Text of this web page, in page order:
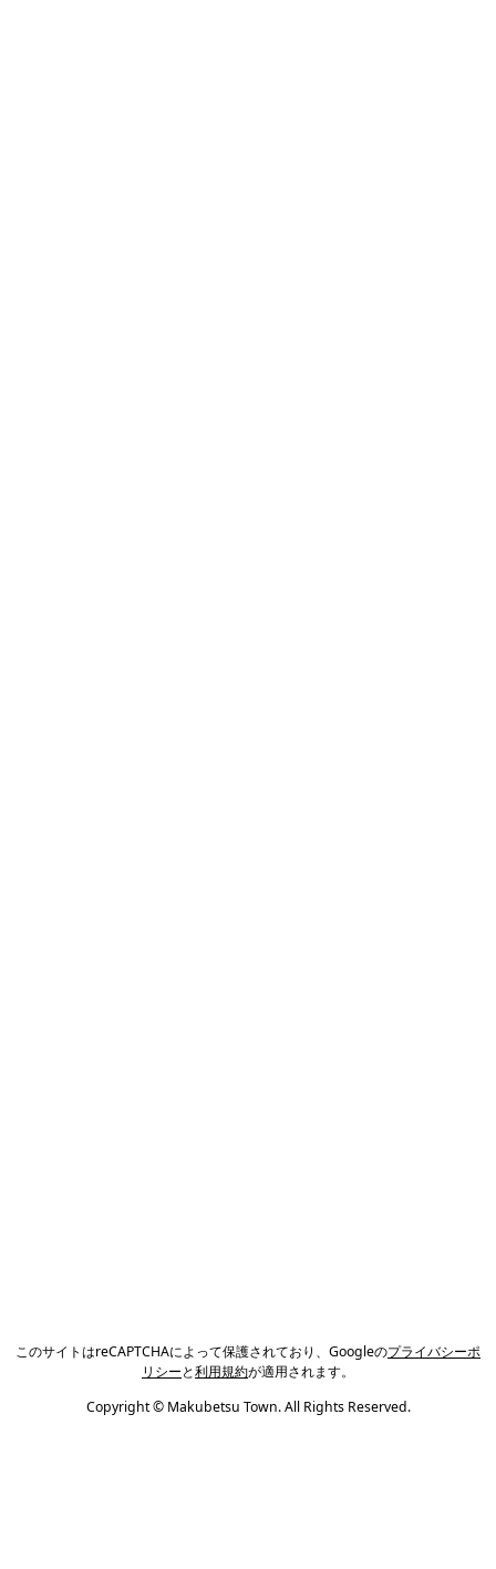
このサイトはreCAPTCHAによって保護されており、Googleのプライバシーポ
リシーと利用規約が適用されます。
Copyright © Makubetsu Town. All Rights Reserved.